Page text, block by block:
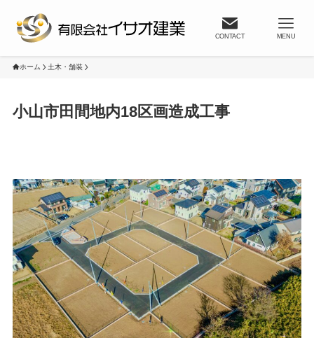
CONTACT MENU
ホーム 土木・舗装
小山市田間地内18区画造成工事